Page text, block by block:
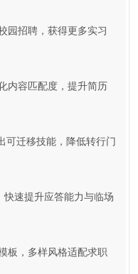
园招聘，获得更多实习
内容匹配度，提升简历
可迁移技能，降低转行门
速提升应答能力与临场
板，多样风格适配求职